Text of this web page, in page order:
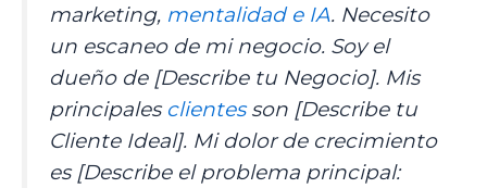
marketing, mentalidad e IA. Necesito
un escaneo de mi negocio. Soy el
dueño de [Describe tu Negocio]. Mis
principales clientesson [Describe tu
Cliente Ideal]. Mi dolor de crecimiento
es [Describe el problema principal: